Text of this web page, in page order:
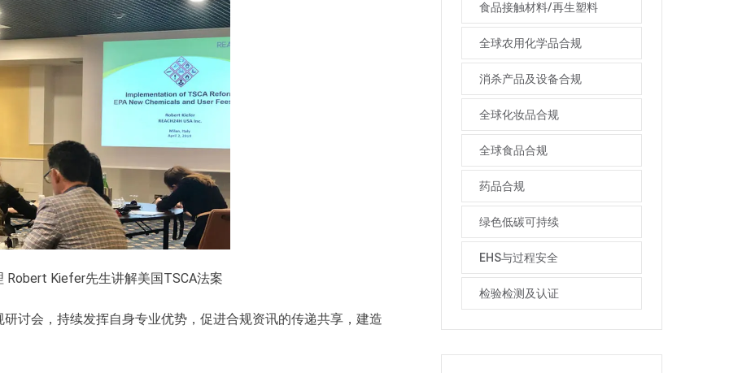
Kiefer先生讲解美国TSCA法案
讨会，持续发挥自身专业优势，促进合规资讯的传递共享，建造
食品接触材料/再生塑料
全球农用化学品合规
消杀产品及设备合规
全球化妆品合规
全球食品合规
药品合规
绿色低碳可持续
EHS与过程安全
检验检测及认证